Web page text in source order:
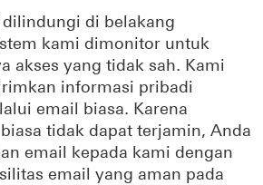
di belakang
kami dimonitor untuk
akses yang tidak sah. Kami
informasi pribadi
email biasa. Karena
tidak dapat terjamin, Anda
email kepada kami dengan
email yang aman pada